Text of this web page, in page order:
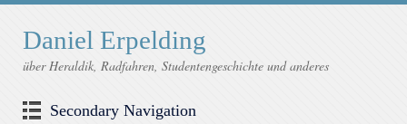
Daniel Erpelding
über Heraldik, Radfahren, Studentengeschichte und anderes
Secondary Navigation